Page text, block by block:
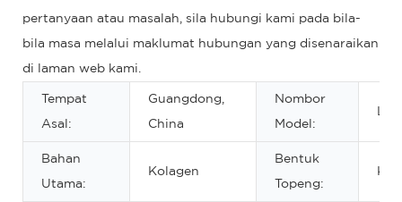
pertanyaan atau masalah, sila hubungi kami pada bila-
bila masa melalui maklumat hubungan yang disenaraikan
di laman web kami.
Tempat
Asal:
Guangdong,
China
Nombor
Model:
Bahan
Utama:
Kolagen
Bentuk
Topeng: